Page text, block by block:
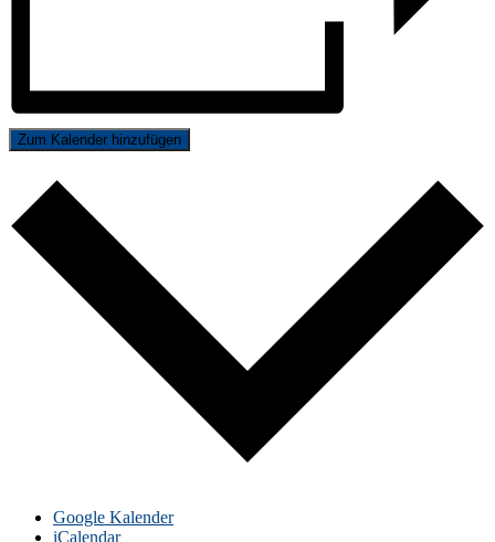
Zum Kalender hinzufügen
Google Kalender
iCalendar